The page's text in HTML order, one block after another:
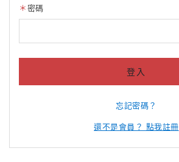
密碼
登入
忘記密碼？
還不是會員？ 點我註冊